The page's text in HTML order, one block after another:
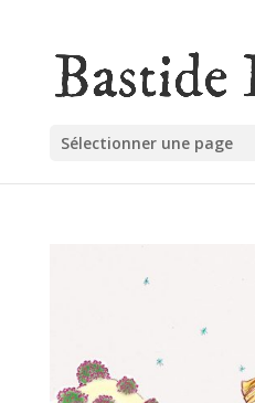
Sélectionner une page